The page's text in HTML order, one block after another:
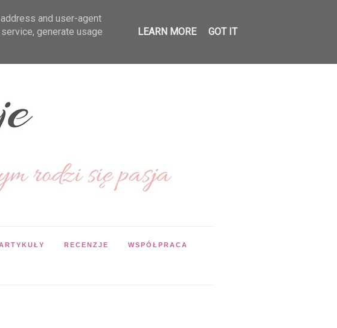
RECENZJE WSPÓŁPRACA
and user-agent
generate usage
LEARN MORE GOT IT